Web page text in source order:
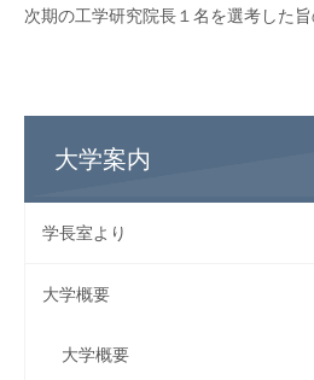
次期の工学研究院長１名を選考した旨
大学案内
学長室より
大学概要
大学概要